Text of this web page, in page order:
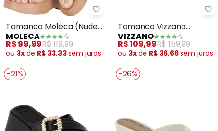
Moleca - Tamanco Moleca
Tamanco Moleca (Nude)
em Sintético
MOLECA
R$ 99,99R$ 119,99
ou 3xde R$ 33,33sem juros
Tamanco Vizzano
(Preto) em Sintético
VIZZANO
R$ 109,99R$ 159,99
ou 3xde R$ 36,66sem juros
-21% -26%